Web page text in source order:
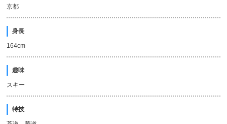
京都
身長
164cm
趣味
スキー
特技